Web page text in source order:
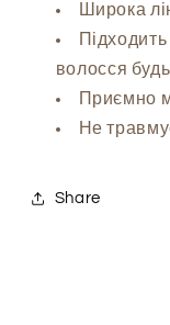
Широка
волосся
Приємно
Не
Share